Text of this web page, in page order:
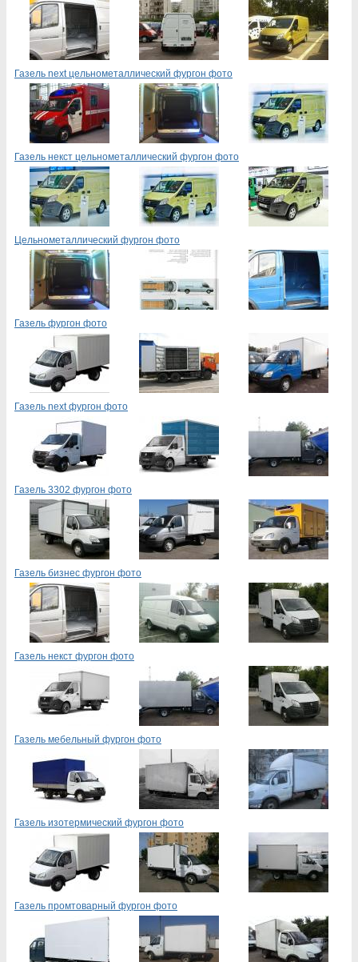
Газель next цельнометаллический фургон фото
Газель некст цельнометаллический фургон фото
Цельнометаллический фургон фото
Газель фургон фото
Газель next фургон фото
Газель 3302 фургон фото
Газель бизнес фургон фото
Газель некст фургон фото
Газель мебельный фургон фото
Газель изотермический фургон фото
Газель промтоварный фургон фото